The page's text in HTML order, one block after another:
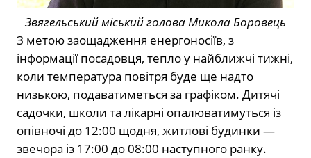
Звягельський міський голова Микола Боровець
З метою заощадження енергоносіїв, з
інформації посадовця, тепло у найближчі тижні,
коли температура повітря буде ще надто
низькою, подаватиметься за графіком. Дитячі
садочки, школи та лікарні опалюватимуться із
опівночі до 12:00 щодня, житлові будинки —
звечора із 17:00 до 08:00 наступного ранку.